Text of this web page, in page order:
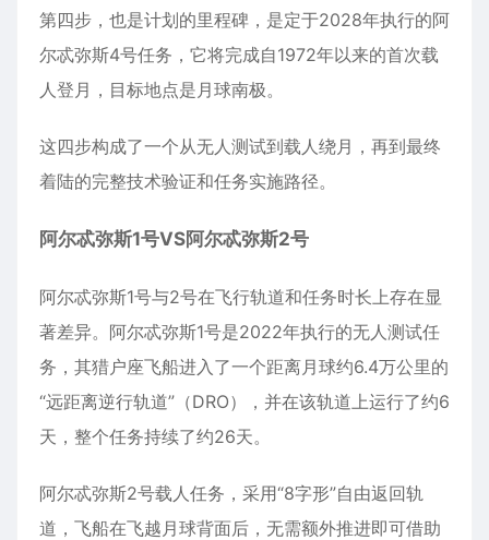
第四步，也是计划的里程碑，是定于2028年执行的阿
尔忒弥斯4号任务，它将完成自1972年以来的首次载
人登月，目标地点是月球南极。
这四步构成了一个从无人测试到载人绕月，再到最终
着陆的完整技术验证和任务实施路径。
阿尔忒弥斯1号VS阿尔忒弥斯2号
阿尔忒弥斯1号与2号在飞行轨道和任务时长上存在显
著差异。阿尔忒弥斯1号是2022年执行的无人测试任
务，其猎户座飞船进入了一个距离月球约6.4万公里的
“远距离逆行轨道”（DRO），并在该轨道上运行了约6
天，整个任务持续了约26天。
阿尔忒弥斯2号载人任务，采用“8字形”自由返回轨
道，飞船在飞越月球背面后，无需额外推进即可借助